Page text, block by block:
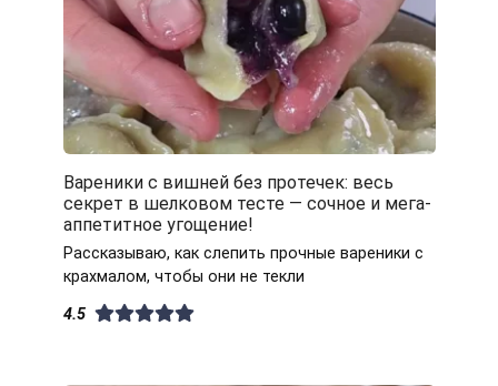
Вареники с вишней без протечек: весь
секрет в шелковом тесте — сочное и мега-
аппетитное угощение!
Рассказываю, как слепить прочные вареники с
крахмалом, чтобы они не текли
4.5